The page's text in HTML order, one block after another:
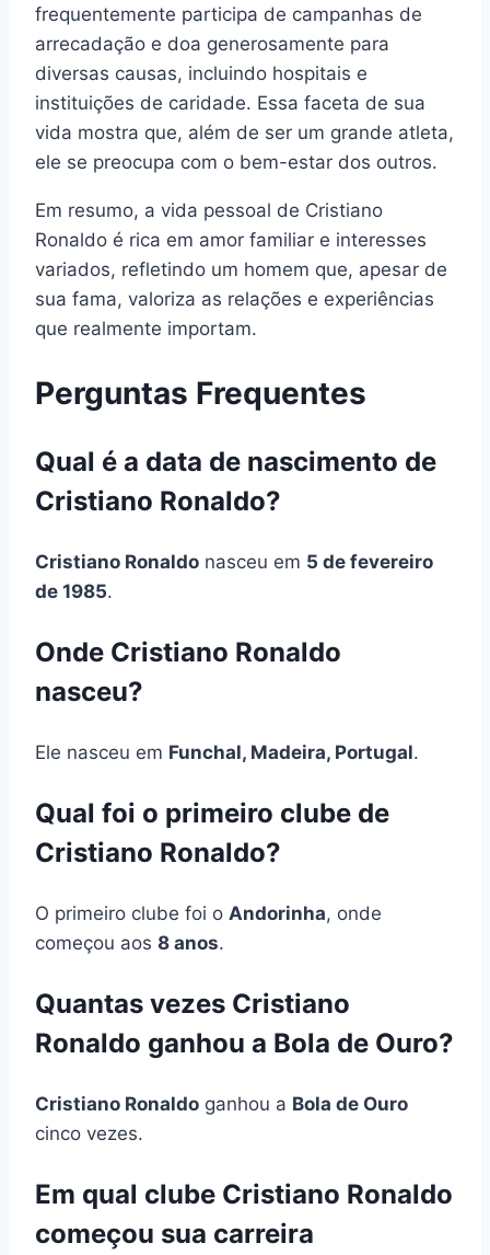
frequentemente participa de campanhas de
arrecadação e doa generosamente para
diversas causas, incluindo hospitais e
instituições de caridade. Essa faceta de sua
vida mostra que, além de ser um grande atleta,
ele se preocupa com o bem-estar dos outros.
Em resumo, a vida pessoal de Cristiano
Ronaldo é rica em amor familiar e interesses
variados, refletindo um homem que, apesar de
sua fama, valoriza as relações e experiências
que realmente importam.
Perguntas Frequentes
Qual é a data de nascimento de
Cristiano Ronaldo?
Cristiano Ronaldo nasceu em 5 de fevereiro
de 1985.
Onde Cristiano Ronaldo
nasceu?
Ele nasceu em Funchal, Madeira, Portugal.
Qual foi o primeiro clube de
Cristiano Ronaldo?
O primeiro clube foi o Andorinha, onde
começou aos 8 anos.
Quantas vezes Cristiano
Ronaldo ganhou a Bola de Ouro?
Cristiano Ronaldo ganhou a Bola de Ouro
cinco vezes.
Em qual clube Cristiano Ronaldo
começou sua carreira